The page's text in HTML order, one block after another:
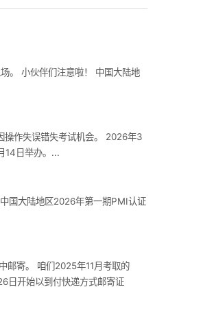
。 小伙伴们注意啦！ 中国大陆地
操作失误错失考试机会。 2026年3
14日举办。...
国大陆地区2026年第一期PMI认证
邮寄。 咱们2025年11月考取的
日开始以到付快递方式邮寄证